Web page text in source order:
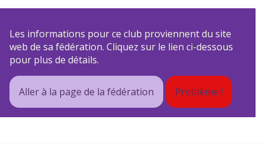
Les informations pour ce club proviennent du site
web de sa fédération. Cliquez sur le lien ci-dessous
pour plus de détails.
Aller à la page de la fédération Problème !